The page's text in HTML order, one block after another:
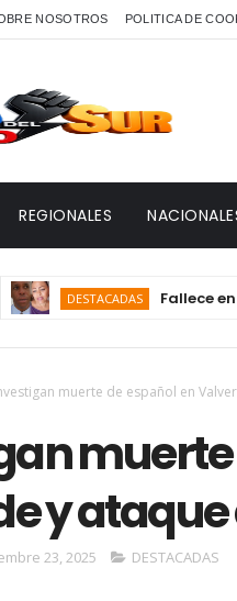
NOSOTROS POLITICA DE
REGIONALES
DESTACADAS Fallece en
muerte de español en
y ataque
23, 2025 DESTACADAS